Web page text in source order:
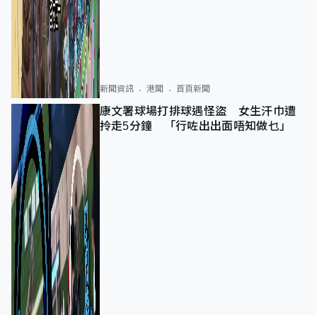
新聞資訊 港聞 首頁新聞
康文署球場打排球遇怪盜 女生汗巾遭
拎走5分鐘 「行咗出出面唔知做乜」